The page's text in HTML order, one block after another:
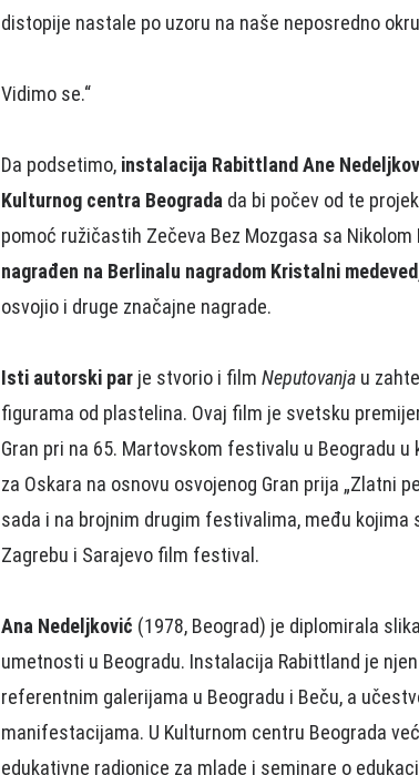
distopije nastale po uzoru na naše neposredno
Vidimo se.“
Da podsetimo, instalacija Rabittland Ane
Kulturnog centra Beograda da bi počev od te
pomoć ružičastih Zečeva Bez Mozgasa sa
nagrađen na Berlinalu nagradom Kristalni
osvojio i druge značajne nagrade.
Isti autorski par je stvorio i film Neputovanja u
figurama od plastelina. Ovaj film je svetsku
Gran pri na 65. Martovskom festivalu u Beogradu
za Oskara na osnovu osvojenog Gran prija „Zlatni
sada i na brojnim drugim festivalima, među
Zagrebu i Sarajevo film festival.
Ana Nedeljković (1978, Beograd) je diplomirala
umetnosti u Beogradu. Instalacija Rabittland je
referentnim galerijama u Beogradu i Beču, a
manifestacijama. U Kulturnom centru Beograda
edukativne radionice za mlade i seminare o